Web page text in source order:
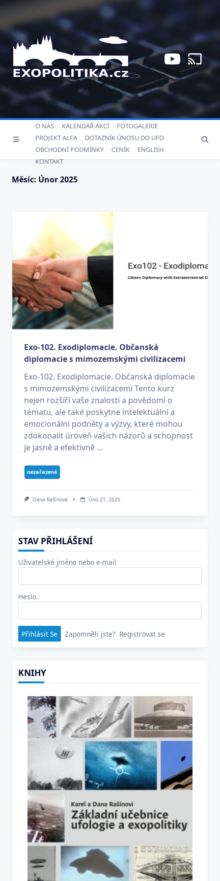
Skip
content
O NÁS KALENDÁŘ AKCÍ
FOTOGALERIE
PROJEKT ALFA
DOTAZNÍK ÚNOSU DO UFO
OBCHODNÍ PODMÍNKY
CENÍK
ENGLISH
KONTAKT
Měsíc: Únor 2025
Exo-102. Exodiplomacie. Občanská
diplomacie s mimozemskými civilizacemi
Exo-102. Exodiplomacie. Občanská diplomacie
s mimozemskými civilizacemi Tento kurz
nejen rozšíří vaše znalosti a povědomí o
tématu, ale také poskytne intelektuální a
emocionální podněty a výzvy, které mohou
zdokonalit úroveň vašich názorů a schopnost
je jasně a efektivně ...
nezařazené
Dana Rašínová Úno 21, 2025
STAV PŘIHLÁŠENÍ
Uživatelské jméno nebo e-mail
Heslo
Zapomněli jste? Registrovat se
KNIHY